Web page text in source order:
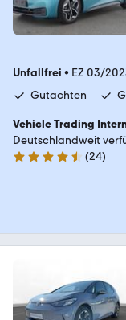
Unfallfrei • EZ 03/
Gutachten
Vehicle Trading
Deutschlandweit
4.4 Sterne
(24)